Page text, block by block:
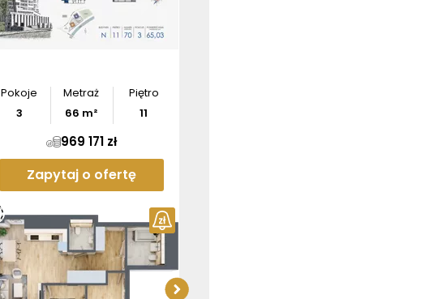
Pokoje
3
Metraż
66 m²
Piętro
11
969 171 zł
Zapytaj o ofertę